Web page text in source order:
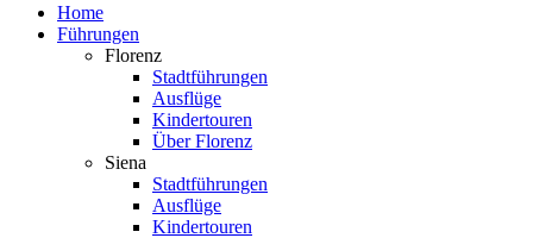
Home
Führungen
Florenz
Stadtführungen
Ausflüge
Kindertouren
Über Florenz
Siena
Stadtführungen
Ausflüge
Kindertouren